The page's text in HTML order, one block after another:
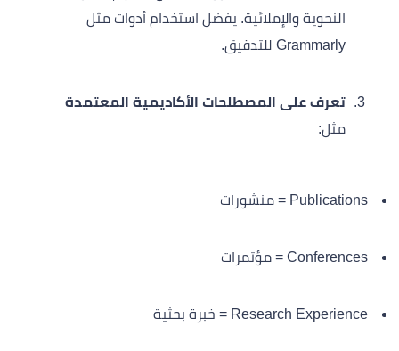
النحوية والإملائية. يفضل استخدام أدوات مثل
Grammarly للتدقيق.
تعرف على المصطلحات الأكاديمية المعتمدة
مثل:
Publications = منشورات
Conferences = مؤتمرات
Research Experience = خبرة بحثية